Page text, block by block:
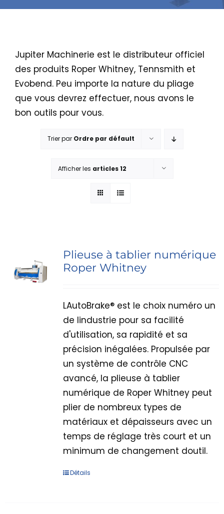
Jupiter Machinerie est le distributeur officiel
des produits Roper Whitney, Tennsmith et
Evobend. Peu importe la nature du pliage
que vous devrez effectuer, nous avons le
bon outils pour vous.
Trier par Ordre par défault
Afficher les articles 12
Plieuse à tablier numérique
Roper Whitney
LAutoBrake® est le choix numéro un
de lindustrie pour sa facilité
d'utilisation, sa rapidité et sa
précision inégalées. Propulsée par
un système de contrôle CNC
avancé, la plieuse à tablier
numérique de Roper Whitney peut
plier de nombreux types de
matériaux et dépaisseurs avec un
temps de réglage très court et un
minimum de changement doutil.
Détails